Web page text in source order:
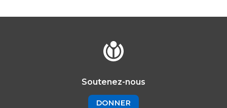
Soutenez-nous
DONNER